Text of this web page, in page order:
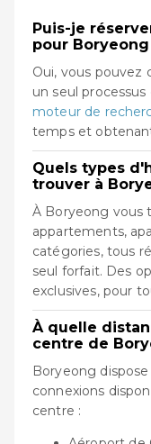
Puis-je
pour Boryeong
Oui, vous pouvez
un seul
moteur de
temps et
Quels types
trouver à
À Boryeong vous
appartements,
catégories, tous
seul forfait. Des
exclusives, pour
À quelle
centre de
Boryeong
connexions
centre :